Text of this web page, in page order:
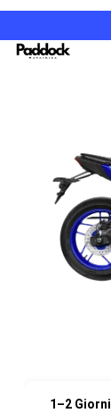
Salta
al
1–2 Giorni